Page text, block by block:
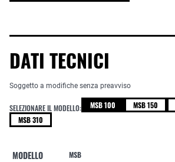
DATI TECNICI
Soggetto a modifiche senza preavviso
SELEZIONARE IL MODELLO: MSB 100 MSB 150
MSB 310
MODELLO MSB